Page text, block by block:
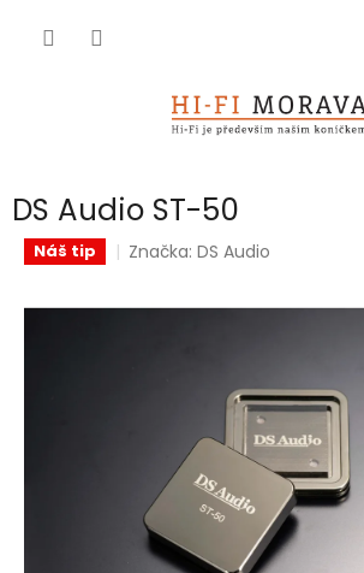
DS Audio ST-50
Náš tip Značka:DS Audio